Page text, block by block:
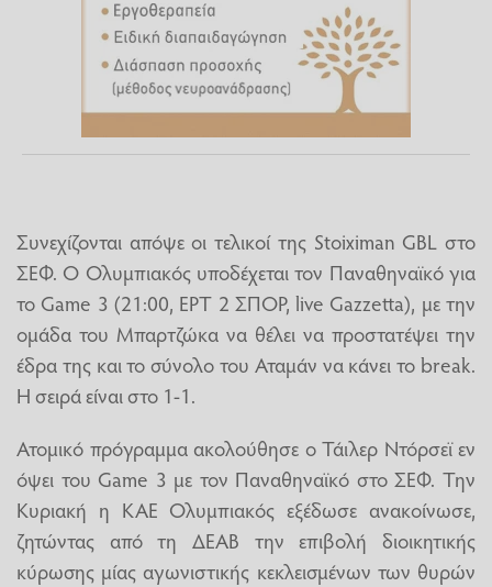
Συνεχίζονται απόψε οι τελικοί της Stoiximan GBL στο
ΣΕΦ. Ο Ολυμπιακός υποδέχεται τον Παναθηναϊκό για
το Game 3 (21:00, ΕΡΤ 2 ΣΠΟΡ, live Gazzetta), με την
ομάδα του Μπαρτζώκα να θέλει να προστατέψει την
έδρα της και το σύνολο του Αταμάν να κάνει το break.
H σειρά είναι στο 1-1.
Ατομικό πρόγραμμα ακολούθησε ο Τάιλερ Ντόρσεϊ εν
όψει του Game 3 με τον Παναθηναϊκό στο ΣΕΦ. Την
Κυριακή η ΚΑΕ Ολυμπιακός εξέδωσε ανακοίνωσε,
ζητώντας από τη ΔΕΑΒ την επιβολή διοικητικής
κύρωσης μίας αγωνιστικής κεκλεισμένων των θυρών